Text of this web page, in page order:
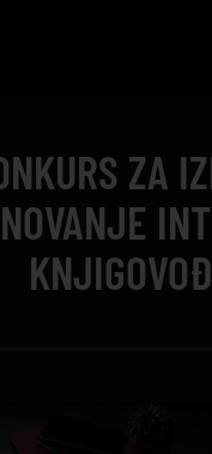
ZA